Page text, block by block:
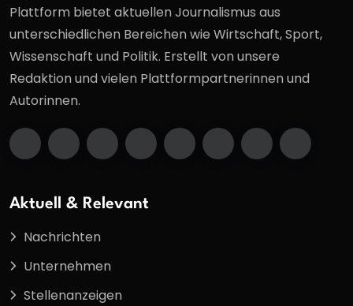
Plattform bietet aktuellen Journalismus aus
unterschiedlichen Bereichen wie Wirtschaft, Sport,
Wissenschaft und Politik. Erstellt von unsere
Redaktion und vielen Plattformpartnerinnen und
Autorinnen.
Aktuell & Relevant
Nachrichten
Unternehmen
Stellenanzeigen